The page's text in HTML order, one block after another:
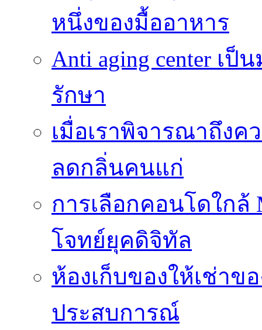
หนึ่งของมื้ออาหาร
Anti aging center เ
รักษา
เมื่อเราพิจารณาถึง
ลดกลิ่นคนแก่
การเลือกคอนโดใก
โจทย์ยุคดิจิทัล
ห้องเก็บของให้เช่าข
ประสบการณ์